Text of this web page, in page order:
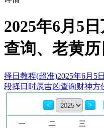
2025年6月5
查询、老黄
择日教程(超准)2025年6月5
段择日 时辰吉凶查询财神方
< >
一 二 三